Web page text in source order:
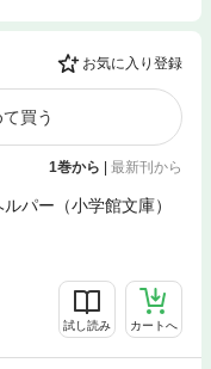
お気に入り登録
買う
1巻から | 最新刊から
パー（小学館文庫）
試し読み カートへ